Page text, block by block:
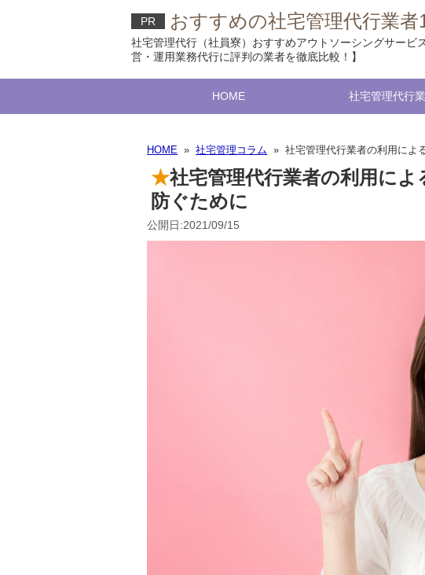
PR おすすめの社宅管理代行業者
社宅管理代行（社員寮）おすすめアウトソーシングサービ
営・運用業務代行に評判の業者を徹底比較！】
HOME 社宅管理代行
HOME »社宅管理コラム » 社宅管理代行業者の利用によ
社宅管理代行業者の利用に
防ぐために
公開日:2021/09/15